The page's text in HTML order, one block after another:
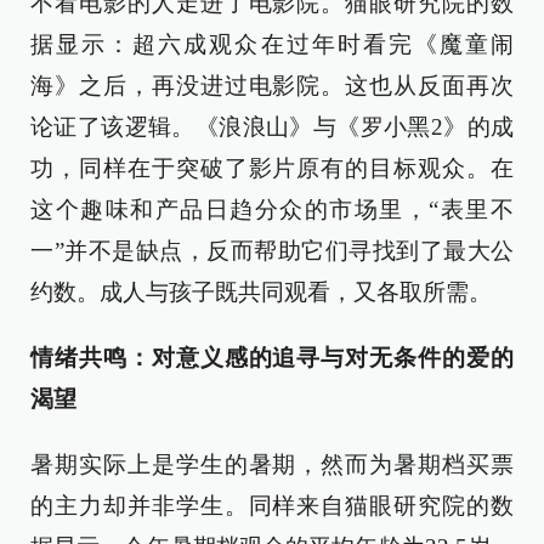
据显示：超六成观众在过年时看完《魔童闹
海》之后，再没进过电影院。这也从反面再次
论证了该逻辑。《浪浪山》与《罗小黑2》的成
功，同样在于突破了影片原有的目标观众。在
这个趣味和产品日趋分众的市场里，“表里不
一”并不是缺点，反而帮助它们寻找到了最大公
约数。成人与孩子既共同观看，又各取所需。
情绪共鸣：对意义感的追寻与对无条件的爱的
渴望
暑期实际上是学生的暑期，然而为暑期档买票
的主力却并非学生。同样来自猫眼研究院的数